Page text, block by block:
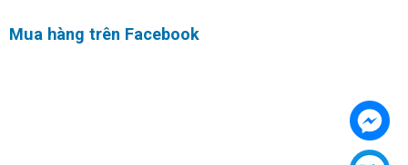
Mua hàng trên Facebook